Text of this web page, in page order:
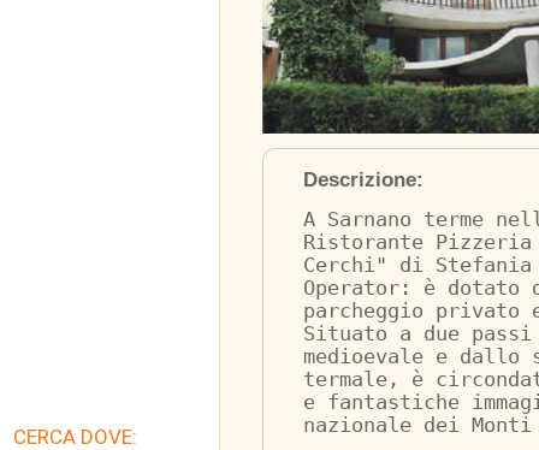
Descrizione:
A Sarnano terme
Ristorante
Cerchi" di
Operator: è
parcheggio privato
Situato a due
medioevale e
termale, è
e fantastiche
nazionale dei
CERCA DOVE: